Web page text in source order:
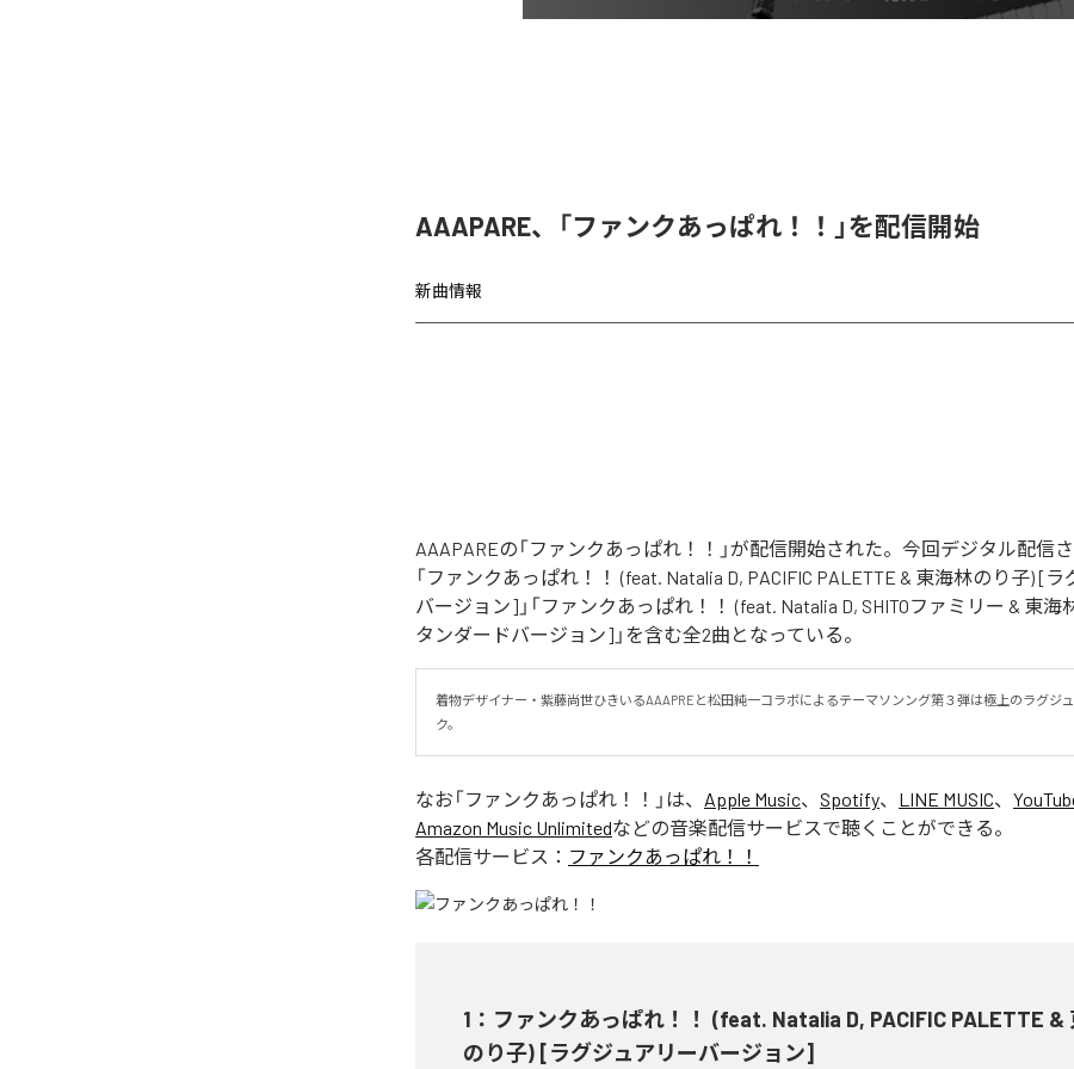
AAAPARE、「ファンクあっぱれ！！」を配信開始
新曲情報
AAAPAREの「ファンクあっぱれ！！」が配信開始された。今回デジタル配信さ
「ファンクあっぱれ！！ (feat. Natalia D, PACIFIC PALETTE & 東海林のり子) [
バージョン]」「ファンクあっぱれ！！ (feat. Natalia D, SHITOファミリー & 東海
タンダードバージョン]」を含む全2曲となっている。
着物デザイナー・紫藤尚世ひきいるAAAPREと松田純一コラボによるテーマソンング第３弾は極上のラグジ
ク。
なお「ファンクあっぱれ！！ 」は、 Apple Music、 Spotify、 LINE MUSIC、
Amazon Music Unlimitedなどの音楽配信サービスで聴くことができる。
各配信サービス： ファンクあっぱれ！！
1 ： ファンクあっぱれ！！ (feat. Natalia D, PACIFIC PALETTE &
のり子) [ラグジュアリーバージョン]